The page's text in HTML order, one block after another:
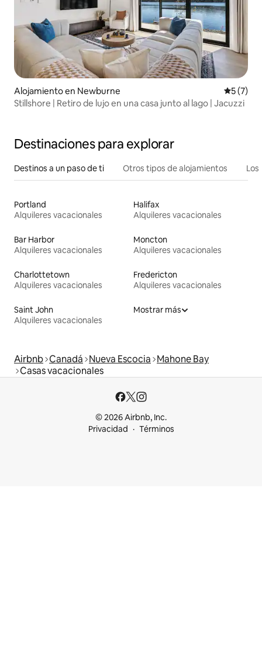
Alojamiento en Newburne
5 (7)
Stillshore | Retiro de lujo en una casa junto al lago | Jacuzzi
Destinaciones para explorar
Destinos a un paso de ti Otros tipos de alojamientos
Portland
Alquileres vacacionales
Halifax
Alquileres vacacionales
Bar Harbor
Alquileres vacacionales
Moncton
Alquileres vacacionales
Charlottetown
Alquileres vacacionales
Fredericton
Alquileres vacacionales
Saint John
Alquileres vacacionales
Mostrar más
Airbnb Canadá Nueva Escocia Mahone Bay
Casas vacacionales
© 2026 Airbnb, Inc.
Privacidad
Términos